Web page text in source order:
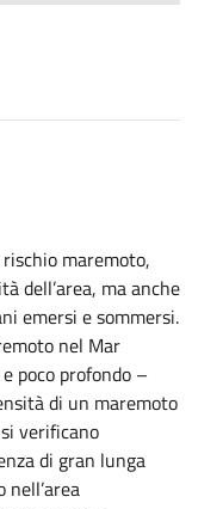
maremoto,
dell’area, ma anche
emersi e sommersi.
nel Mar
poco profondo –
di un maremoto
verificano
di gran lunga